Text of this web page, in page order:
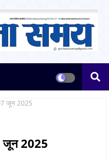
जून 2025
जून 2025